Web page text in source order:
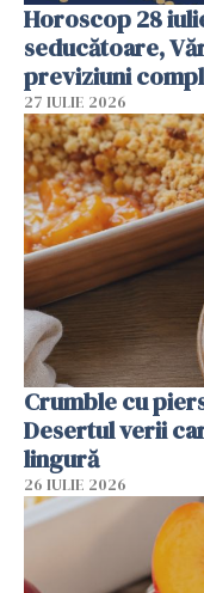
Horoscop 28
seducătoare,
previziuni
27 IULIE 2026
Crumble cu
Desertul verii
lingură
26 IULIE 2026